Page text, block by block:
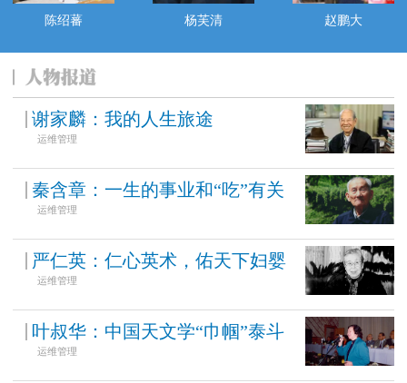
陈绍蕃 杨芙清 赵鹏大
谢家麟：我的人生旅途
运维管理
秦含章：一生的事业和“吃”有关
运维管理
严仁英：仁心英术，佑天下妇婴
运维管理
叶叔华：中国天文学“巾帼”泰斗
运维管理